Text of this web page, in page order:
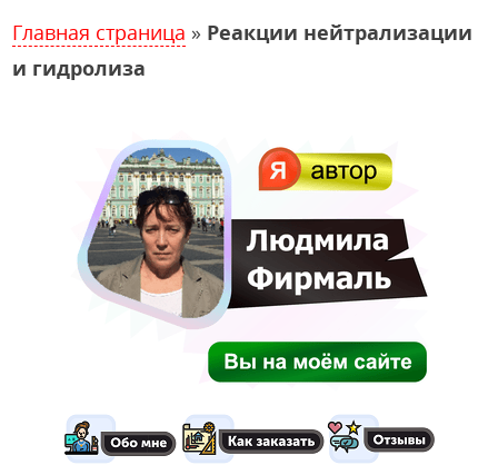
Главная страница » Реакции нейтрализации
и гидролиза